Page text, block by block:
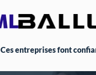
Ces entreprises font